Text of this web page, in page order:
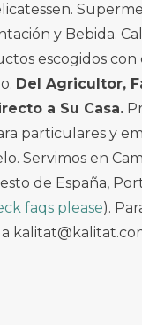
y Bebida.
escogidos con
Del Agricultor,
a Su Casa.
particulares y
Servimos en
de España,
faqs please).